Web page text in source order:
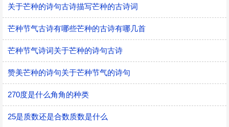
关于芒种的诗句古诗描写芒种的古诗词
芒种节气古诗有哪些芒种的古诗有哪几首
芒种节气诗词关于芒种的诗句古诗
赞美芒种的诗句关于芒种节气的诗句
270度是什么角角的种类
25是质数还是合数质数是什么